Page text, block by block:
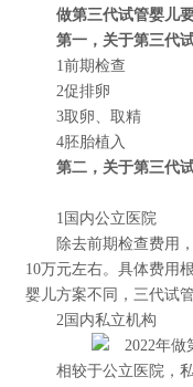
做第三代试管婴儿
第一，关于第三代
1前期检查
2促排卵
3取卵、取精
4胚胎植入
第二，关于第三代
1国内公立医院
除去前期检查费用
10万元左右。具体费用
婴儿方案不同，三代试
2国内私立机构
相较于公立医院，